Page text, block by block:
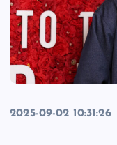
2025-09-02 10:31:26